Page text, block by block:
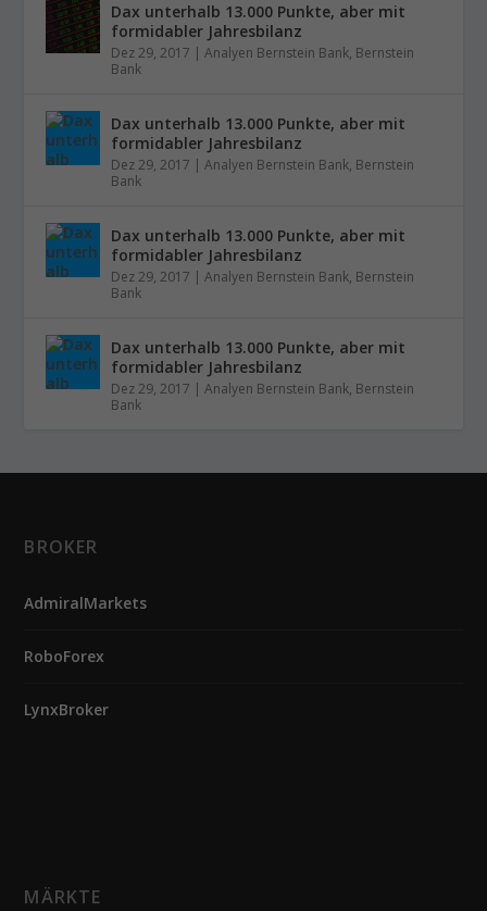
Dax unterhalb 13.000 Punkte, aber mit
formidabler Jahresbilanz
Dez 29, 2017 |Analyen Bernstein Bank, Bernstein
Bank
Dax unterhalb 13.000 Punkte, aber mit
formidabler Jahresbilanz
Dez 29, 2017 |Analyen Bernstein Bank, Bernstein
Bank
Dax unterhalb 13.000 Punkte, aber mit
formidabler Jahresbilanz
Dez 29, 2017 |Analyen Bernstein Bank, Bernstein
Bank
Dax unterhalb 13.000 Punkte, aber mit
formidabler Jahresbilanz
Dez 29, 2017 |Analyen Bernstein Bank, Bernstein
Bank
BROKER
AdmiralMarkets
RoboForex
LynxBroker
MÄRKTE